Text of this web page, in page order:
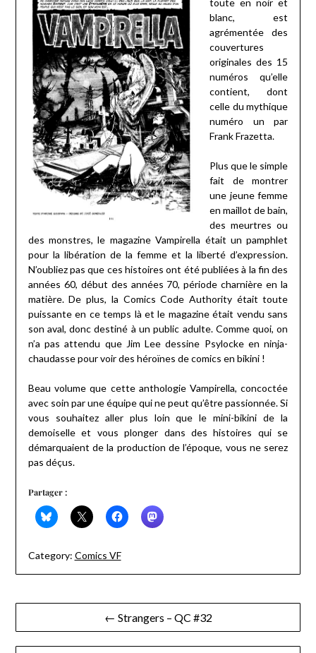
blanc, est
agrémentée des
couvertures
originales des 15
numéros qu’elle
contient, dont
celle du mythique
numéro un par
Frank Frazetta.
Plus que le simple
fait de montrer
une jeune femme
en maillot de bain,
des meurtres ou
des monstres, le magazine Vampirella était un pamphlet
pour la libération de la femme et la liberté d’expression.
N’oubliez pas que ces histoires ont été publiées à la fin des
années 60, début des années 70, période charnière en la
matière. De plus, la Comics Code Authority était toute
puissante en ce temps là et le magazine était vendu sans
son aval, donc destiné à un public adulte. Comme quoi, on
n’a pas attendu que Jim Lee dessine Psylocke en ninja-
chaudasse pour voir des héroïnes de comics en bikini !
Beau volume que cette anthologie Vampirella, concoctée
avec soin par une équipe qui ne peut qu’être passionnée. Si
vous souhaitez aller plus loin que le mini-bikini de la
demoiselle et vous plonger dans des histoires qui se
démarquaient de la production de l’époque, vous ne serez
pas déçus.
Partager :
Category: Comics VF
Navigation
de
← Strangers – QC #32